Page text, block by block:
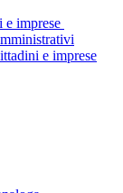
imprese
e imprese